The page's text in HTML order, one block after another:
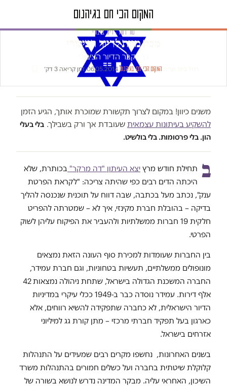
טור דעה · דיור ציבורי
מכת מוות לדיור הציבורי
כך ייקבר הדיור הציבורי
·המקום הכי חם בגיהנום·
06.05.2014
·זמן קריאה 3 דק׳
משנים כיוון! במקום לצרוך תקשורת שמוכרת אותך, הגיע הזמן
להשקיע בעיתונות עצמאית שעובדת אך ורק בשבילך. בלי בעלי
הון. בלי פרסומות. בלי בולשיט.
ב תחילת חודש מרץ יצא העיתון "דה מרקר" בכותרת, שלא
היכתה הדים רבים כפי שהיתה צריכה: "לקראת הפרטת
ענק", נכתב מעל בכתבה, שבה דווח על תוכנית שנכנסה להליך
בדיקה – בהובלת חברת מקינזי, איך לא – שמטרתה להפריט
חלקית 19 חברות ממשלתיות ולהעביר את הפיקוח עליהן לשוק
הפרטי.
בין החברות שעומדות למכירת סוף העונה הזאת נמצאים
מונופולים ממשלתיים, תעשיות בטחוניות, וגם חברת עמידר,
החברה המשכנת הגדולה בישראל, שתחת ניהולה נמצאות 42
אלף דירות. עמידר נוסדה כבר ב-1949 ככלי עיקרי במדיניות
הדיור הישראלית, לא כחברה שתפקידה להשיא רווחים, אלא
כארגון בעל תפקיד חברתי מרכזי – מתן קורת גג למיליוני
אזרחים בישראל.
בשנים האחרונות, נחשפו מקרים רבים שמעידים על התנהלות
קלוקלת שיטתית בחברה ועל כשלים חמורים בהתנהלות משרד
השיכון, האחראי עליה. מבקר המדינה נדרש לנושא בשורה של